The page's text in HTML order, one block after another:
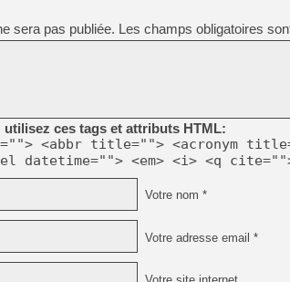
sera pas publiée. Les champs obligatoires
utilisez ces tags et attributs HTML:
<abbr title=""> <acronym
datetime=""> <em> <i> <q
Votre nom *
Votre adresse email *